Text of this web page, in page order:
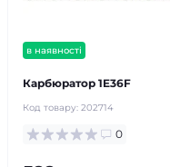
в наявності
Карбюратор 1E36F
Код товару: 202714
0